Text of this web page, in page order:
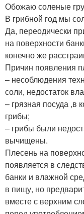
Обожаю соленые
В грибной год мы
Да, переодически
на поверхности
конечно же
Причин появления
– несоблюдения
соли, недостаток
– грязная посуда ,в
грибы;
– грибы были
вычищены.
Плесень на
появляется в
банки и влажной
в пищу, но
вместе с верхним